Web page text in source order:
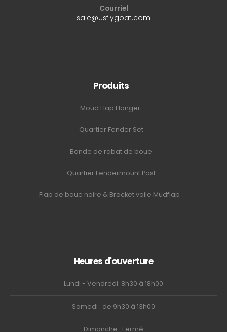
Courriel
sale@usflygoat.com
Produits
Moud Flap Hanger
Quartier Fender Set
Bande de rabat de boue
Quartier Fendermount Post
Flap de boue noire & Bracket voile Mudflap
Heures d'ouverture
Lundi - Vendredi: 8h30 à 18h00
Samedi : de 9h30 à 13h00
Dimanche : Fermé